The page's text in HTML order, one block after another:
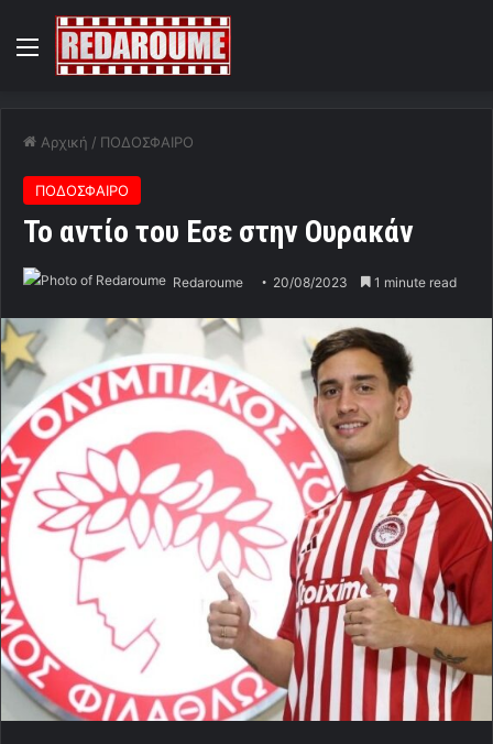
Menu
Αρχική / ΠΟΔΟΣΦΑΙΡΟ
ΠΟΔΟΣΦΑΙΡΟ
To αντίο του Εσε στην Ουρακάν
Redaroume 20/08/2023 1 minute read